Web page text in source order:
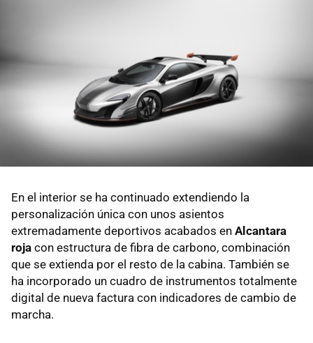
En el interior se ha continuado extendiendo la
personalización única con unos asientos
extremadamente deportivos acabados en Alcantara
roja con estructura de fibra de carbono, combinación
que se extienda por el resto de la cabina. También se
ha incorporado un cuadro de instrumentos totalmente
digital de nueva factura con indicadores de cambio de
marcha.